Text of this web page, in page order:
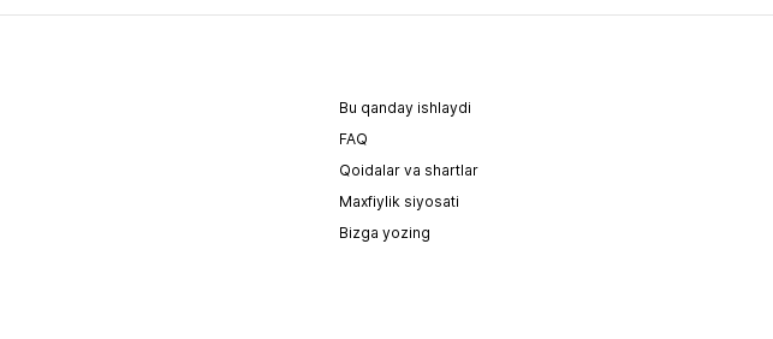
Bu qanday ishlaydi
FAQ
Qoidalar va shartlar
Maxfiylik siyosati
Bizga yozing